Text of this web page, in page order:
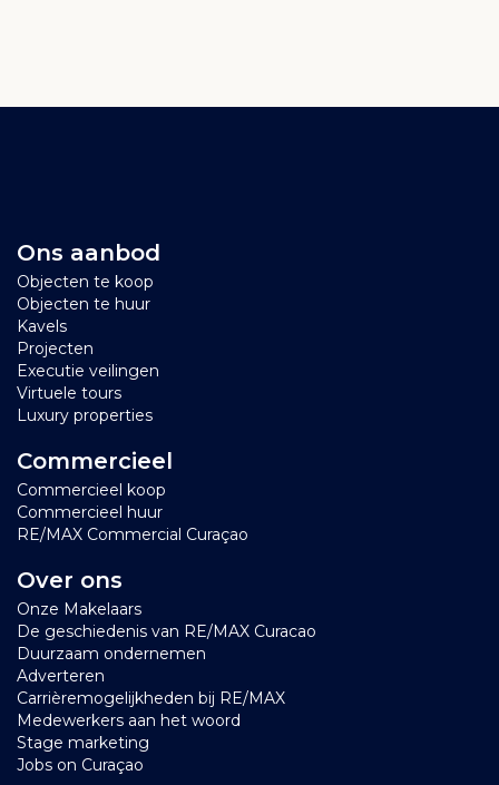
Ons aanbod
Objecten te koop
Objecten te huur
Kavels
Projecten
Executie veilingen
Virtuele tours
Luxury properties
Commercieel
Commercieel koop
Commercieel huur
RE/MAX Commercial Curaçao
Over ons
Onze Makelaars
De geschiedenis van RE/MAX Curacao
Duurzaam ondernemen
Adverteren
Carrièremogelijkheden bij RE/MAX
Medewerkers aan het woord
Stage marketing
Jobs on Curaçao